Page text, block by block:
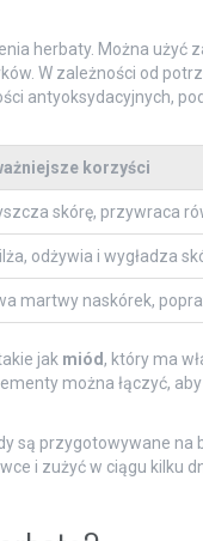
herbaty. Można użyć
W zależności od
antyoksydacyjnych,
korzyści
skórę, przywraca
odżywia i wygładza
martwy naskórek,
jak miód, który ma
można łączyć,
są przygotowywane na
i zużyć w ciągu kilku